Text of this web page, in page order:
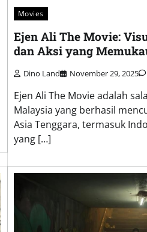
Movies
Ejen Ali The Movie:
dan Aksi yang
Dino Land November 29, 2025
Ejen Ali The Movie adalah
Malaysia yang berhasil
Asia Tenggara, termasuk
yang […]